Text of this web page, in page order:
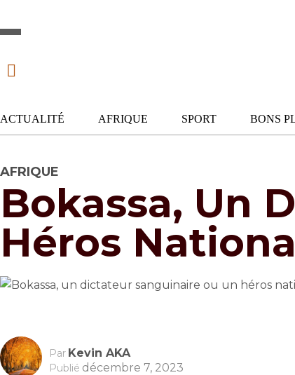
ACTUALITÉ AFRIQUE SPORT BONS
AFRIQUE
Bokassa, Un
Héros
Par Kevin AKA
Publié décembre 7, 2023